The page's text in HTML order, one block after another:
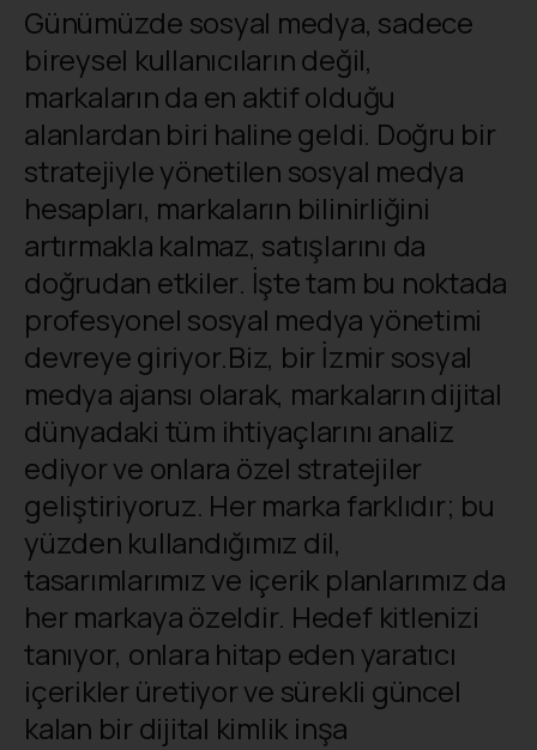
Günümüzde sosyal medya, sadece
bireysel kullanıcıların değil,
markaların da en aktif olduğu
alanlardan biri haline geldi. Doğru bir
stratejiyle yönetilen sosyal medya
hesapları, markaların bilinirliğini
artırmakla kalmaz, satışlarını da
doğrudan etkiler. İşte tam bu noktada
profesyonel sosyal medya yönetimi
devreye giriyor.Biz, bir İzmir sosyal
medya ajansı olarak, markaların dijital
dünyadaki tüm ihtiyaçlarını analiz
ediyor ve onlara özel stratejiler
geliştiriyoruz. Her marka farklıdır; bu
yüzden kullandığımız dil,
tasarımlarımız ve içerik planlarımız da
her markaya özeldir. Hedef kitlenizi
tanıyor, onlara hitap eden yaratıcı
içerikler üretiyor ve sürekli güncel
kalan bir dijital kimlik inşa